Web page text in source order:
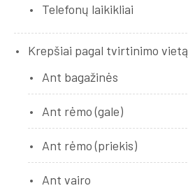
Telefonų laikikliai
Krepšiai pagal tvirtinimo vietą
Ant bagažinės
Ant rėmo (gale)
Ant rėmo (priekis)
Ant vairo